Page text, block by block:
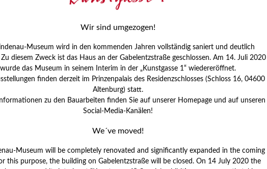
Hanns-
Integriertes
Kunst
Kunst von Kühl
Künstlerin
Wir sind umgezogen!
Museum wird in den kommenden Jahren vollständig saniert und deutlich
diesem Zweck ist das Haus an der Gabelentzstraße geschlossen. Am 14. Juli 2020
wurde das Museum in seinem Interim in der „Kunstgasse 1“ wiedereröffnet.
finden derzeit im Prinzenpalais des Residenzschlosses (Schloss 16, 04600
Altenburg) statt.
zu den Bauarbeiten finden Sie auf unserer Homepage und auf unseren
Social-Media-Kanälen!
We´ve moved!
Museum will be completely renovated and significantly expanded in the coming
this purpose, the building on Gabelentzstraße will be closed. On 14 July 2020 the